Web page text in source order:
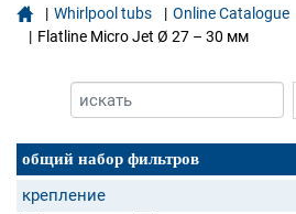
 Whirlpool tubs Online Catalogue
Flatline Micro Jet Ø 27 – 30 мм
общий набор фильтров
крепление